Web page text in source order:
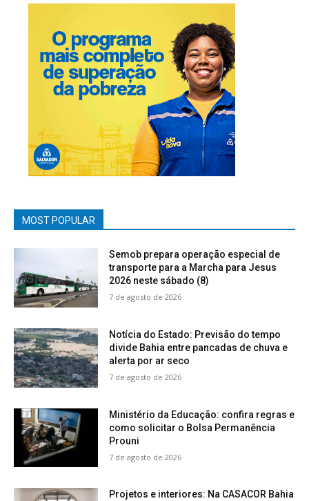
MOST POPULAR
Semob prepara operação especial de
transporte para a Marcha para Jesus
2026 neste sábado (8)
7 de agosto de 2026
Notícia do Estado: Previsão do tempo
divide Bahia entre pancadas de chuva e
alerta por ar seco
7 de agosto de 2026
Ministério da Educação: confira regras e
como solicitar o Bolsa Permanência
Prouni
7 de agosto de 2026
Projetos e interiores: Na CASACOR Bahia